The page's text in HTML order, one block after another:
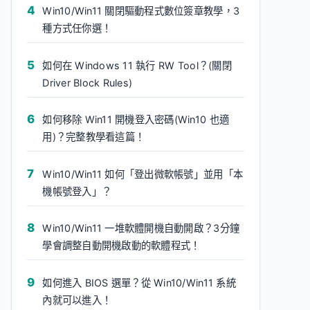
Win10/Win11 關閉驅動程式數位簽章教學，3
種方式任你選！
如何在 Windows 11 執行 RW Tool？(關閉
Driver Block Rules)
如何移除 Win11 開機登入密碼(Win10 也適
用)？完整教學看這篇！
Win10/Win11 如何「登出微軟帳號」並用「本
機帳號登入」？
Win10/Win11 一堆軟體開機自動開啟？3分鐘
學會調整自動開機啟動的軟體程式！
如何進入 BIOS 選單？從 Win10/Win11 系統
內就可以進入！